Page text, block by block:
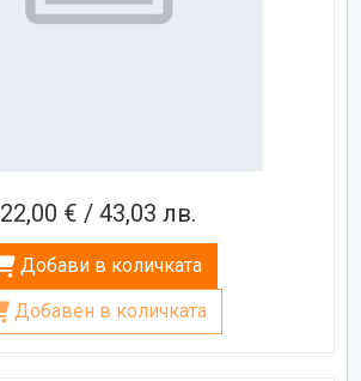
22,00 € / 43,03 лв.
Добави в количката
Добавен в количката